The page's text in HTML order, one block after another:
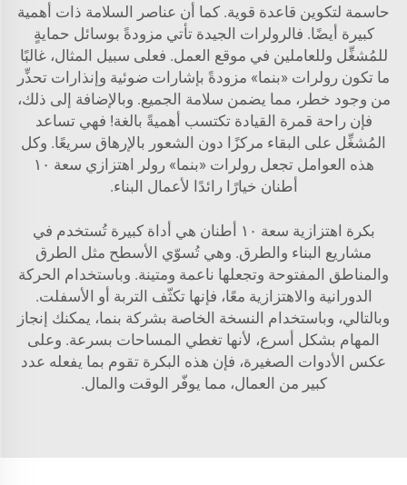
حاسمة لتكوين قاعدة قوية. كما أن عناصر السلامة ذات أهمية
كبيرة أيضًا. فالرولرات الجيدة تأتي مزودةً بوسائل حمايةٍ
للمُشغِّل وللعاملين في موقع العمل. فعلى سبيل المثال، غالبًا
ما تكون رولرات «بنما» مزودةً بإشارات ضوئية وإنذارات تحذِّر
من وجود خطر، مما يضمن سلامة الجميع. وبالإضافة إلى ذلك،
فإن راحة قمرة القيادة تكتسب أهميةً بالغة! فهي تساعد
المُشغِّل على البقاء مركزًا دون الشعور بالإرهاق سريعًا. وكل
هذه العوامل تجعل رولرات «بنما»
رولر اهتزازي سعة ١٠
أطنان خيارًا رائدًا لأعمال البناء.
بكرة اهتزازية سعة ١٠ أطنان هي أداة كبيرة تُستخدم في
مشاريع البناء والطرق. وهي تُسوّي الأسطح مثل الطرق
والمناطق المفتوحة وتجعلها ناعمة ومتينة. وباستخدام الحركة
الدورانية والاهتزازية معًا، فإنها تكثّف التربة أو الأسفلت.
وبالتالي، وباستخدام النسخة الخاصة بشركة بنما، يمكنك إنجاز
المهام بشكل أسرع، لأنها تغطي المساحات بسرعة. وعلى
عكس الأدوات الصغيرة، فإن هذه البكرة تقوم بما يفعله عدد
كبير من العمال، مما يوفّر الوقت والمال.